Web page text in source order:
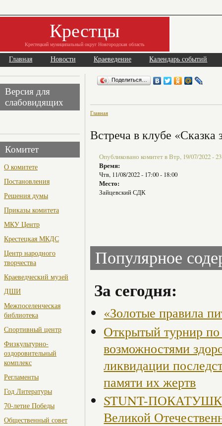
Крестцы
Крестецкий муниципальный округ Новгородская область
Главная Новости Краеведение Календарь событий
Версия для
слабовидящих
Комитет
О комитете
Постановления
Решения думы
Приказы комитета
МКУ Центр
Крестецкая МКДС
Центр народного
творчества
Краеведческий музей
ДШИ
Межпоселенческая
библиотека
Спортивный центр
Физкультурно-
оздоровительный
комплекс
Регламенты
Год Литературы
70-летие Победы
Общественный совет
Поделиться…
Главная
Встреча в клубе «Сказка
Опубликовано комитет в Втр, 19/07/2022 -
Время:
Чтв, 11/08/2022 - 17:00- 18:00
Место:
Зайцевский СДК
Популярное
За сегодня:
«Золотые правила
Открытый турнир
возможностями
ликвидации
памяти их жертв
STUNT-
Великой